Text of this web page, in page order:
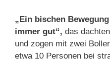
„Ein bischen
immer gut“, das
und zogen mit zwei
etwa 10 Personen bei